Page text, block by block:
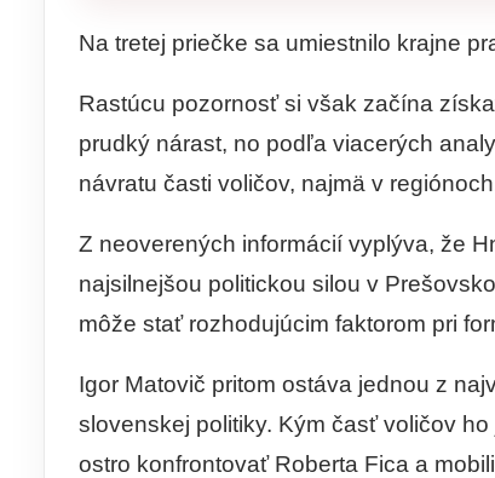
Na tretej priečke sa umiestnilo krajne
Rastúcu pozornosť si však začína
prudký nárast, no podľa viacerých
návratu časti voličov, najmä v
Z neoverených informácií vyplýva, že
najsilnejšou politickou silou v
môže stať rozhodujúcim faktorom pri
Igor Matovič pritom ostáva jednou z
slovenskej politiky. Kým časť voličov
ostro konfrontovať Roberta Fica a